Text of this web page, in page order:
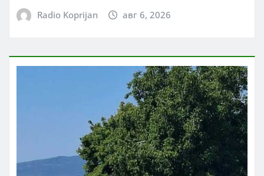
Radio Koprijan авг 6, 2026